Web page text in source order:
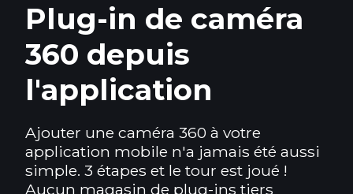
Plug-in de caméra
360 depuis
l'application
Ajouter une caméra 360 à votre
application mobile n'a jamais été aussi
simple. 3 étapes et le tour est joué !
Aucun magasin de plug-ins tiers